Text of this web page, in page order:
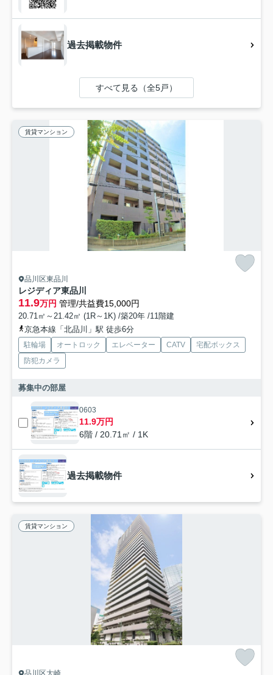
過去掲載物件
すべて見る（全5戸）
賃貸マンション
品川区東品川
レジディア東品川
11.9万円 管理/共益費15,000円
20.71㎡～21.42㎡ (1R～1K) /築20年 /11階建
京急本線「北品川」駅 徒歩6分
駐輪場 オートロック エレベーター CATV
宅配ボックス
防犯カメラ
募集中の部屋
0603
11.9万円
6階 / 20.71㎡ / 1K
過去掲載物件
賃貸マンション
品川区大崎